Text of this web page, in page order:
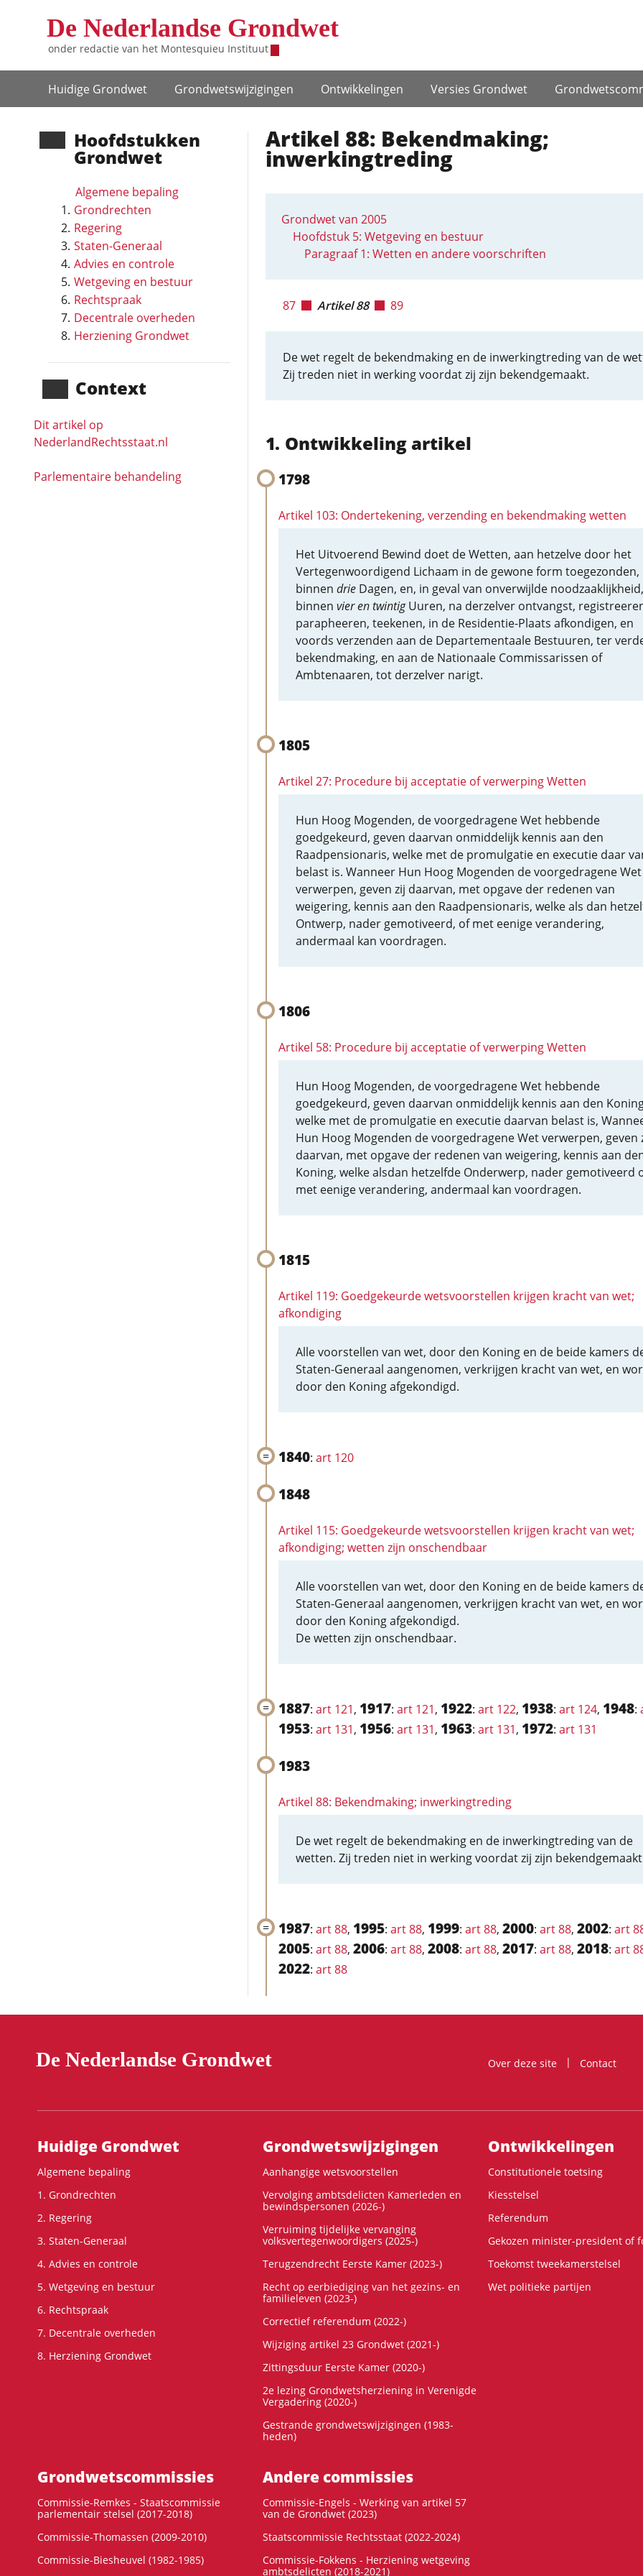
De Nederlandse Grondwet
onder redactie van het Montesquieu Instituut
Hoofdnavigatie
Huidige Grondwet Grondwets­wijzigingen Ontwikke­lingen Versies Grondwet
Hoofd­stukken
Grondwet
Algemene bepaling
Grondrechten
Regering
Staten-Generaal
Advies en controle
Wetgeving en bestuur
Rechtspraak
Decentrale overheden
Herziening Grondwet
Context
Dit artikel op
NederlandRechts­staat.nl
Parlementaire behandeling
Artikel 88: Bekendmaking;
inwerkingtreding
Grondwet van 2005
Hoofdstuk 5: Wetgeving en bestuur
Paragraaf 1: Wetten en andere voorschriften
87 Artikel 88 89
De wet regelt de bekendmaking en de inwerkingtreding van de
Zij treden niet in werking voordat zij zijn bekendgemaakt.
Ontwikkeling artikel
1798
Artikel 103: Ondertekening, verzending en bekendmaking wetten
Het Uitvoerend Bewind doet de Wetten, aan hetzelve door het
Vertegenwoordigend Lichaam in de gewone form toegezonden,
binnen drieDagen, en, in geval van onverwijlde noodzaaklijkheid,
binnen vier en twintigUuren, na derzelver ontvangst,
parapheeren, teekenen, in de Residentie-Plaats afkondigen, en
voords verzenden aan de Departementaale Bestuuren, ter
bekendmaking, en aan de Nationaale Commissarissen of
Ambtenaaren, tot derzelver narigt.
1805
Artikel 27: Procedure bij acceptatie of verwerping Wetten
Hun Hoog Mogenden, de voorgedragene Wet hebbende
goedgekeurd, geven daarvan onmiddelijk kennis aan den
Raadpensionaris, welke met de promulgatie en executie daar
belast is. Wanneer Hun Hoog Mogenden de voorgedragene Wet
verwerpen, geven zij daarvan, met opgave der redenen van
weigering, kennis aan den Raadpensionaris, welke als dan
Ontwerp, nader gemotiveerd, of met eenige verandering,
andermaal kan voordragen.
1806
Artikel 58: Procedure bij acceptatie of verwerping Wetten
Hun Hoog Mogenden, de voorgedragene Wet hebbende
goedgekeurd, geven daarvan onmiddelijk kennis aan den
welke met de promulgatie en executie daarvan belast is,
Hun Hoog Mogenden de voorgedragene Wet verwerpen, geven
daarvan, met opgave der redenen van weigering, kennis aan
Koning, welke alsdan hetzelfde Onderwerp, nader gemotiveerd
met eenige verandering, andermaal kan voordragen.
1815
Artikel 119: Goedgekeurde wetsvoorstellen krijgen kracht van wet;
afkondiging
Alle voorstellen van wet, door den Koning en de beide kamers
Staten-Generaal aangenomen, verkrijgen kracht van wet, en
door den Koning afgekondigd.
1840: art 120
1848
Artikel 115: Goedgekeurde wetsvoorstellen krijgen kracht van wet;
afkondiging; wetten zijn onschendbaar
Alle voorstellen van wet, door den Koning en de beide kamers
Staten-Generaal aangenomen, verkrijgen kracht van wet, en
door den Koning afgekondigd.
De wetten zijn onschendbaar.
1887: art 121, 1917: art 121, 1922: art 122, 1938: art 124, 1948:
1953: art 131, 1956: art 131, 1963: art 131, 1972: art 131
1983
Artikel 88: Bekendmaking; inwerkingtreding
De wet regelt de bekendmaking en de inwerkingtreding van de
wetten. Zij treden niet in werking voordat zij zijn
1987: art 88, 1995: art 88, 1999: art 88, 2000: art 88, 2002: art
2005: art 88, 2006: art 88, 2008: art 88, 2017: art 88, 2018: art
2022: art 88
De Nederlandse Grondwet Over deze site
Contact
Hoofdnavigatie
Huidige Grondwet
Algemene bepaling
1. Grondrechten
2. Regering
3. Staten-Generaal
4. Advies en controle
5. Wetgeving en bestuur
6. Rechtspraak
7. Decentrale overheden
8. Herziening Grondwet
Grondwets­wijzigingen
Aanhangige wetsvoorstellen
Vervolging ambtsdelicten Kamerleden en
bewindspersonen (2026-)
Verruiming tijdelijke vervanging
volksvertegenwoordigers (2025-)
Terugzendrecht Eerste Kamer (2023-)
Recht op eerbiediging van het gezins- en
familieleven (2023-)
Correctief referendum (2022-)
Wijziging artikel 23 Grondwet (2021-)
Zittingsduur Eerste Kamer (2020-)
2e lezing Grondwetsherziening in Verenigde
Vergadering (2020-)
Gestrande grondwetswijzigingen (1983-
heden)
Ontwikke­lingen
Constitutionele toetsing
Kiesstelsel
Referendum
Gekozen minister-president of
Toekomst tweekamerstelsel
Wet politieke partijen
Grondwets­commissies
Commissie-Remkes - Staatscommissie
parlementair stelsel (2017-2018)
Commissie-Thomassen (2009-2010)
Commissie-Biesheuvel (1982-1985)
Andere commissies
Commissie-Engels - Werking van artikel 57
van de Grondwet (2023)
Staatscommissie Rechtsstaat (2022-2024)
Commissie-Fokkens - Herziening wetgeving
ambtsdelicten (2018-2021)